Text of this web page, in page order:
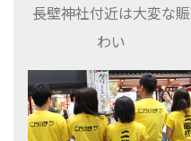
長壁神社付近は大変な賑
わい